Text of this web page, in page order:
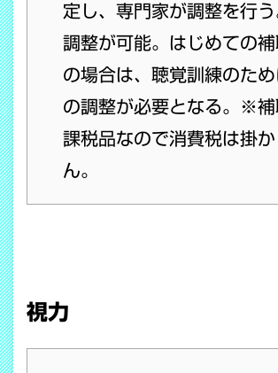
定し、専門家が調整を行
調整が可能。はじめての補
の場合は、聴覚訓練のため
の調整が必要となる。※
課税品なので消費税は掛
ん。
視力